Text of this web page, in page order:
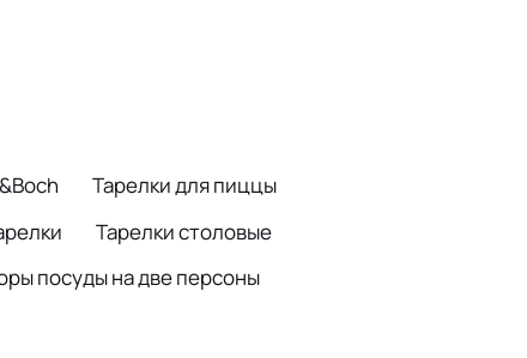
Тарелки для пиццы
Тарелки столовые
посуды на две персоны